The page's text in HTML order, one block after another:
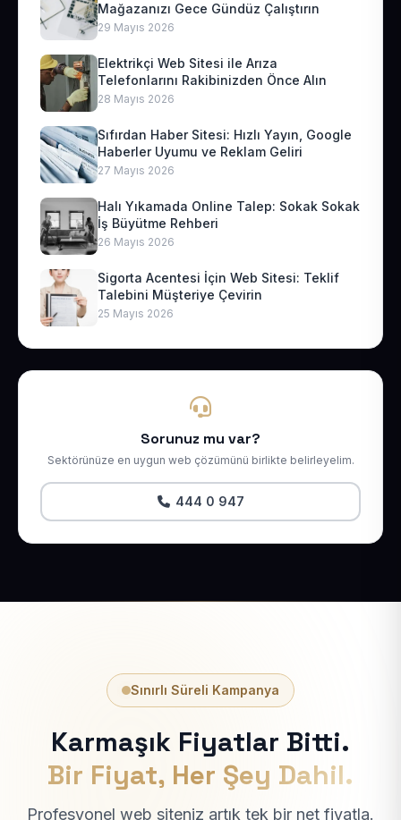
Mağazanızı Gece Gündüz Çalıştırın
29 Mayıs 2026
Elektrikçi Web Sitesi ile Arıza
Telefonlarını Rakibinizden Önce Alın
28 Mayıs 2026
Sıfırdan Haber Sitesi: Hızlı Yayın, Google
Haberler Uyumu ve Reklam Geliri
27 Mayıs 2026
Halı Yıkamada Online Talep: Sokak Sokak
İş Büyütme Rehberi
26 Mayıs 2026
Sigorta Acentesi İçin Web Sitesi: Teklif
Talebini Müşteriye Çevirin
25 Mayıs 2026
Sorunuz mu var?
Sektörünüze en uygun web çözümünü birlikte belirleyelim.
444 0 947
Sınırlı Süreli Kampanya
Karmaşık Fiyatlar Bitti.
Bir Fiyat, Her Şey Dahil.
Profesyonel web siteniz artık tek bir net fiyatla.